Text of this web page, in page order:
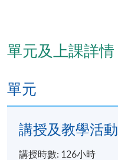
單元及上課詳情
單元
講授及教學活動
講授時數: 126小時